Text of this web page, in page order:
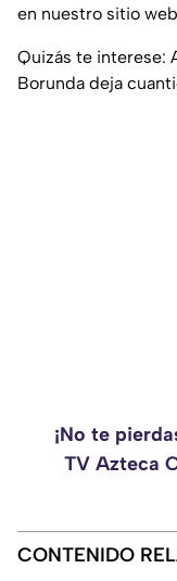
en nuestro sitio web
Quizás te interese:
Borunda deja
¡No te
TV Azteca
CONTENIDO